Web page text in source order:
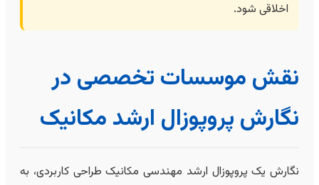
اخلاقی شود.
نقش موسسات تخصصی در
نگارش پروپوزال ارشد مکانیک
نگارش یک پروپوزال ارشد مهندسی مکانیک طراحی کاربردی، به